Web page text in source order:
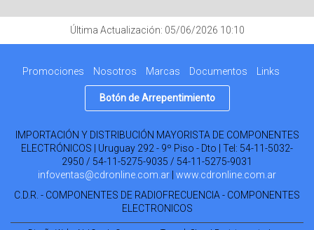
Última Actualización: 05/06/2026 10:10
Promociones Nosotros Marcas Documentos Links
Botón de Arrepentimiento
IMPORTACIÓN Y DISTRIBUCIÓN MAYORISTA DE COMPONENTES
ELECTRÓNICOS | Uruguay 292 - 9º Piso - Dto | Tel: 54-11-5032-
2950 / 54-11-5275-9035 / 54-11-5275-9031
infoventas@cdronline.com.ar www.cdronline.com.ar
C.D.R. - COMPONENTES DE RADIOFRECUENCIA - COMPONENTES
ELECTRONICOS